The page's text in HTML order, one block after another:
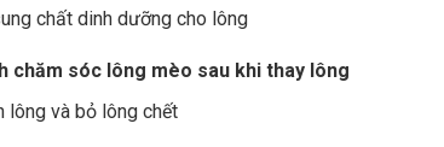
chất dinh dưỡng cho lông
chăm sóc lông mèo sau khi thay lông
lông và bỏ lông chết